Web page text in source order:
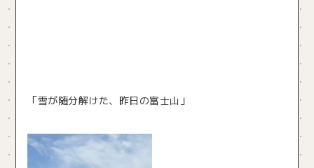
「雪が随分解けた、昨日の富士山」